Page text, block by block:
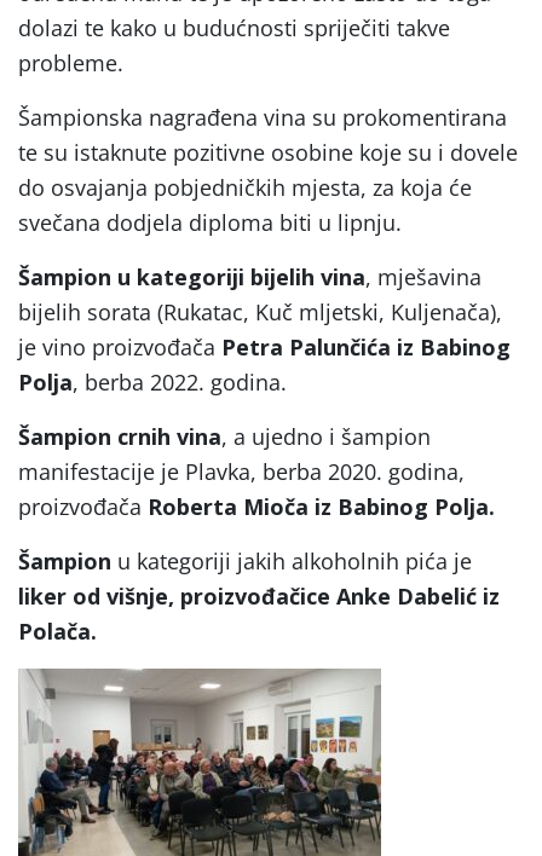
dolazi te kako u budućnosti spriječiti takve
probleme.
Šampionska nagrađena vina su prokomentirana
te su istaknute pozitivne osobine koje su i dovele
do osvajanja pobjedničkih mjesta, za koja će
svečana dodjela diploma biti u lipnju.
Šampion u kategoriji bijelih vina, mješavina
bijelih sorata (Rukatac, Kuč mljetski, Kuljenača),
je vino proizvođača Petra Palunčića iz Babinog
Polja, berba 2022. godina.
Šampion crnih vina, a ujedno i šampion
manifestacije je Plavka, berba 2020. godina,
proizvođača Roberta Mioča iz Babinog Polja.
Šampion u kategoriji jakih alkoholnih pića je
liker od višnje, proizvođačice Anke Dabelić iz
Polača.